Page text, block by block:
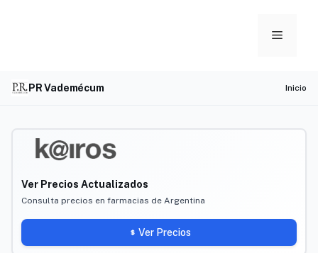
Menu
PR Vademécum Inicio
Ver Precios Actualizados
Consulta precios en farmacias de Argentina
Ver Precios